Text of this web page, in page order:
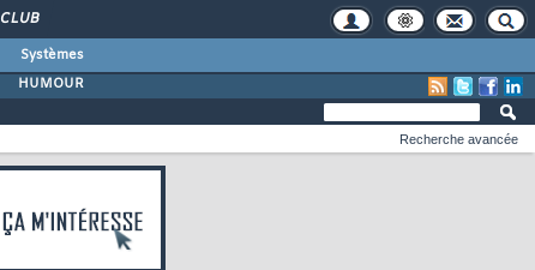
CLUB
Systèmes
HUMOUR
Recherche avancée